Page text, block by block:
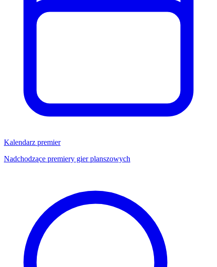
Kalendarz premier
Nadchodzące premiery gier planszowych